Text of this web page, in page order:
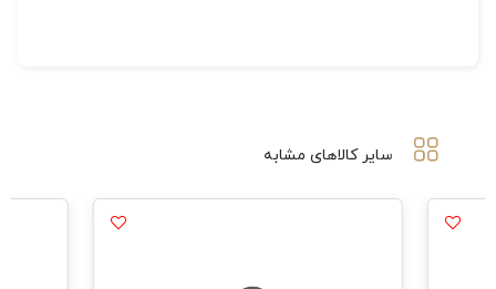
سایر کالاهای مشابه